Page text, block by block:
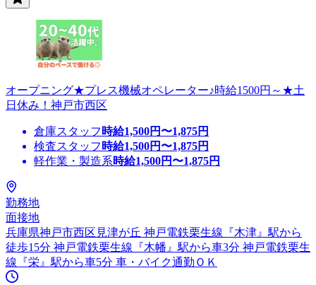
オープニング★プレス機械オペレーター♪時給1500円～★土
日休み！神戸市西区
倉庫スタッフ 時給1,500円〜1,875円
検査スタッフ 時給1,500円〜1,875円
軽作業・製造系時給1,500円〜1,875円
勤務地
面接地
兵庫県神戸市西区見津が丘 神戸電鉄栗生線『木津』駅から
徒歩15分 神戸電鉄栗生線『木幡』駅から車3分 神戸電鉄栗生
線『栄』駅から車5分 車・バイク通勤ＯＫ